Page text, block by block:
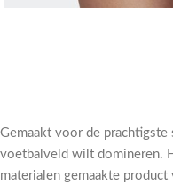
Gemaakt voor de prachtigste
voetbalveld wilt domineren.
materialen gemaakte